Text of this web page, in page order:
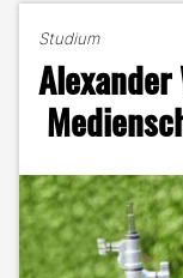
–
So
stechen
deine
aus
der
Masse
heraus"
Studium